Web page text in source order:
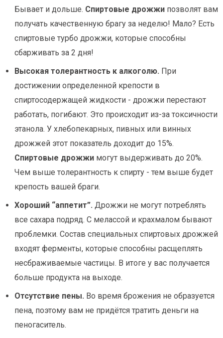
Бывает и дольше. Спиртовые дрожжи позволят вам
получать качественную брагу за неделю! Мало? Есть
спиртовые турбо дрожжи, которые способны
сбарживать за 2 дня!
Высокая толерантность к алкоголю. При
достижении определенной крепости в
спиртосодержащей жидкости - дрожжи перестают
работать, погибают. Это происходит из-за токсичности
этанола. У хлебопекарных, пивных или винных
дрожжей этот показатель доходит до 15%.
Спиртовые дрожжи могут выдерживать до 20%.
Чем выше толерантность к спирту - тем выше будет
крепость вашей браги.
Хороший “аппетит”. Дрожжи не могут потреблять
все сахара подряд. С мелассой и крахмалом бывают
проблемки. Состав специальных спиртовых дрожжей
входят ферменты, которые способны расщеплять
несбраживаемые частицы. В итоге у вас получается
больше продукта на выходе.
Отсутствие пены. Во время брожения не образуется
пена, поэтому вам не придётся тратить деньги на
пеногаситель.